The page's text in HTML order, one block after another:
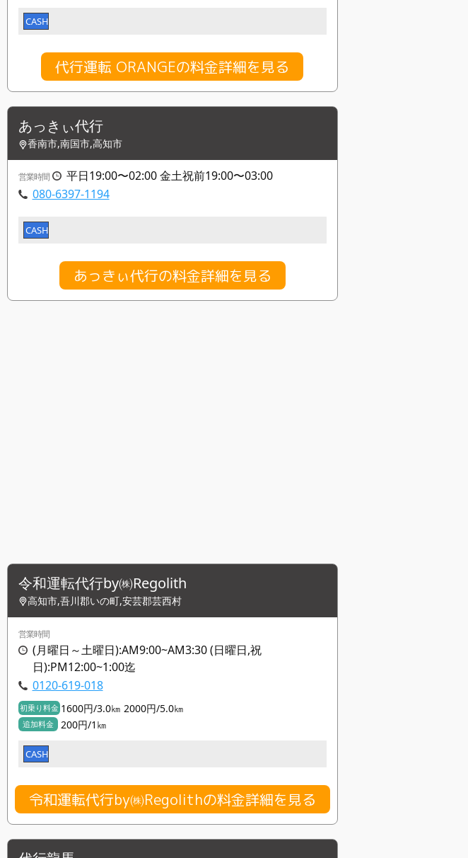
CASH
代行運転 ORANGEの料金詳細を見る
あっきぃ代行
香南市,南国市,高知市
営業時間
平日19:00〜02:00 金土祝前19:00〜03:00
080-6397-1194
CASH
あっきぃ代行の料金詳細を見る
令和運転代行by㈱Regolith
高知市,吾川郡いの町,安芸郡芸西村
営業時間
(月曜日～土曜日):AM9:00~AM3:30 (日曜日,祝
日):PM12:00~1:00迄
0120-619-018
初乗り料金 1600円/3.0㎞ 2000円/5.0㎞
追加料金 200円/1㎞
CASH
令和運転代行by㈱Regolithの料金詳細を見る